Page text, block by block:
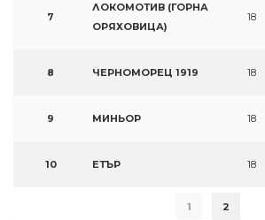
7
ЛОКОМОТИВ (ГОРНА
ОРЯХОВИЦА)
18
8 ЧЕРНОМОРЕЦ 1919 18
9 МИНЬОР 18
10 ЕТЪР 18
1 2